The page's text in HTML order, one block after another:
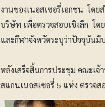
งานของเนอสเซอรี่เอกชน โด
บริษัท เพื่อตรวจสอบเชิงลึก โด
และกีฬาจังหวัดระบุว่าปัจจุบัน
หลังเสร็จสิ้นการประชุม คณะเ
สแกนเนอสเซอรี่ 5 แห่ง ตรวจ